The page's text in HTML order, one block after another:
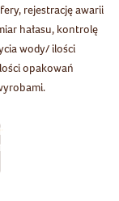
rejestrację awarii
hałasu, kontrolę
wody/ ilości
opakowań
krótki
wysokiej